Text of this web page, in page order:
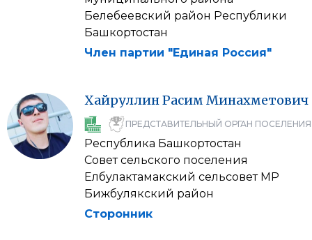
Белебеевский район Республики
Башкортостан
Член партии "Единая Россия"
ХайруллинРасим Минахметович
ПРЕДСТАВИТЕЛЬНЫЙ ОРГАН ПОСЕЛЕНИЯ
Республика Башкортостан
Совет сельского поселения
Елбулактамакский сельсовет МР
Бижбулякский район
Сторонник